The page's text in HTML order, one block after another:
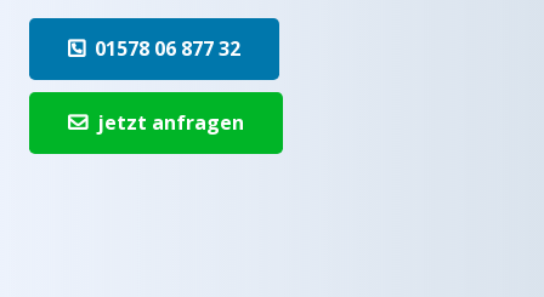
01578 06 877 32
jetzt anfragen